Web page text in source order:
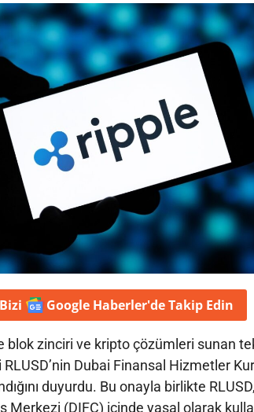
Bizi Google Haberler'deTakip Edin
blok zinciri ve kripto çözümleri sunan
RLUSD’nin Dubai Finansal Hizmetler
duyurdu. Bu onayla birlikte
Merkezi (DIFC) içinde yasal olarak